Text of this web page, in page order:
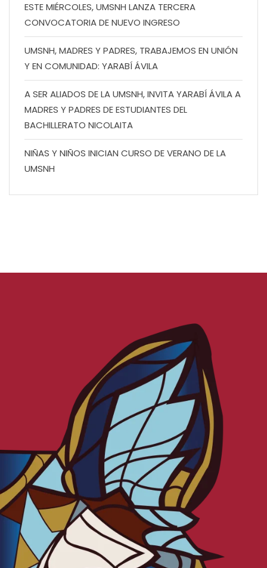
ESTE MIÉRCOLES, UMSNH LANZA TERCERA
CONVOCATORIA DE NUEVO INGRESO
UMSNH, MADRES Y PADRES, TRABAJEMOS EN UNIÓN
Y EN COMUNIDAD: YARABÍ ÁVILA
A SER ALIADOS DE LA UMSNH, INVITA YARABÍ ÁVILA A
MADRES Y PADRES DE ESTUDIANTES DEL
BACHILLERATO NICOLAITA
NIÑAS Y NIÑOS INICIAN CURSO DE VERANO DE LA
UMSNH